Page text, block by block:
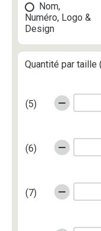
Nom,
Numéro, Logo &
Design
Quantité par
(5)
(6)
(7)